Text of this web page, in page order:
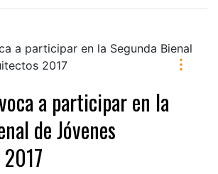
a participar en la
de Jóvenes